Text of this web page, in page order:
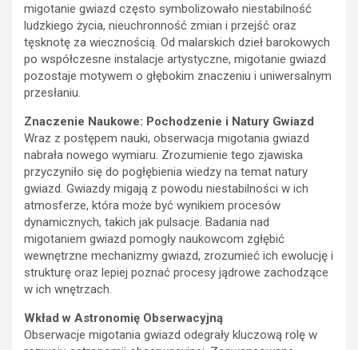
migotanie gwiazd często symbolizowało niestabilność
ludzkiego życia, nieuchronność zmian i przejść oraz
tęsknotę za wiecznością. Od malarskich dzieł barokowych
po współczesne instalacje artystyczne, migotanie gwiazd
pozostaje motywem o głębokim znaczeniu i uniwersalnym
przesłaniu.
Znaczenie Naukowe: Pochodzenie i Natury Gwiazd
Wraz z postępem nauki, obserwacja migotania gwiazd
nabrała nowego wymiaru. Zrozumienie tego zjawiska
przyczyniło się do pogłębienia wiedzy na temat natury
gwiazd. Gwiazdy migają z powodu niestabilności w ich
atmosferze, która może być wynikiem procesów
dynamicznych, takich jak pulsacje. Badania nad
migotaniem gwiazd pomogły naukowcom zgłębić
wewnętrzne mechanizmy gwiazd, zrozumieć ich ewolucję i
strukturę oraz lepiej poznać procesy jądrowe zachodzące
w ich wnętrzach.
Wkład w Astronomię Obserwacyjną
Obserwacje migotania gwiazd odegrały kluczową rolę w